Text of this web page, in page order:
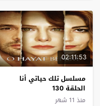
02:11:53
مسلسل تلك حياتي أنا
الحلقة 130
منذ 11 شهر